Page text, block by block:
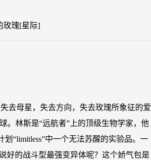
玫瑰[星际]
去母星，失去方向，失去玫瑰所象征的爱
。林斯是“远航者”上的顶级生物学家，他
“limitless”中一个无法苏醒的实验品。一
好的战斗型最强变异体呢？这个娇气包是